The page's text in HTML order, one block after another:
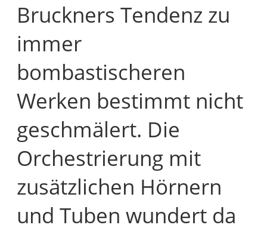
Bruckners Tendenz zu
immer
bombastischeren
Werken bestimmt nicht
geschmälert. Die
Orchestrierung mit
zusätzlichen Hörnern
und Tuben wundert da